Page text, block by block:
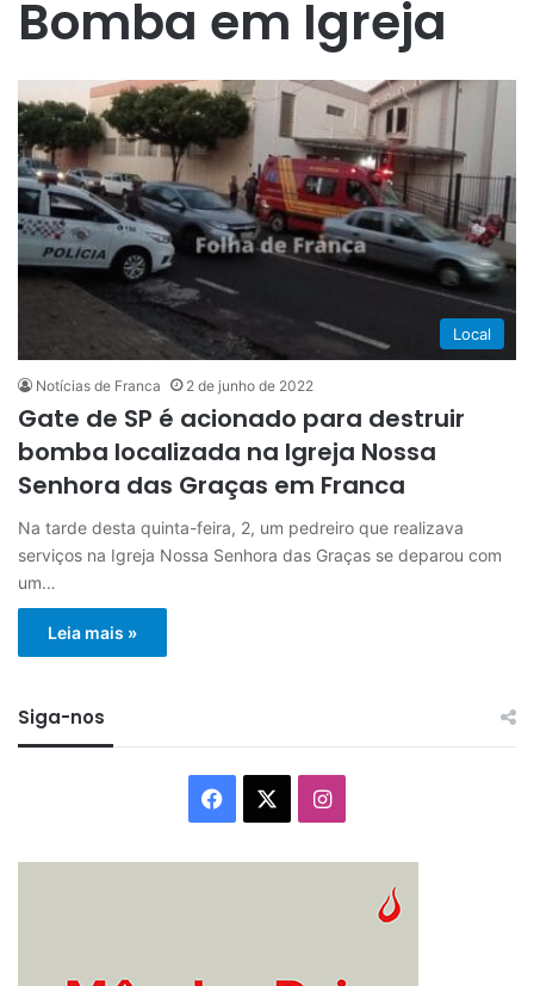
Bomba em Igreja
Local
Notícias de Franca 2 de junho de 2022
Gate de SP é acionado para destruir
bomba localizada na Igreja Nossa
Senhora das Graças em Franca
Na tarde desta quinta-feira, 2, um pedreiro que realizava
serviços na Igreja Nossa Senhora das Graças se deparou com
um…
Leia mais »
Siga-nos
Facebook Instagram